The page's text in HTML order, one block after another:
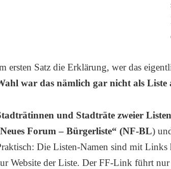
ersten Satz die Erklärung, wer das
war das nämlich gar nicht als Liste
und Stadträte zweier Listen
Neues Forum – Bürgerliste“ (NF-BL)
Die Listen-Namen sind mit
Website der Liste. Der FF-Link führt